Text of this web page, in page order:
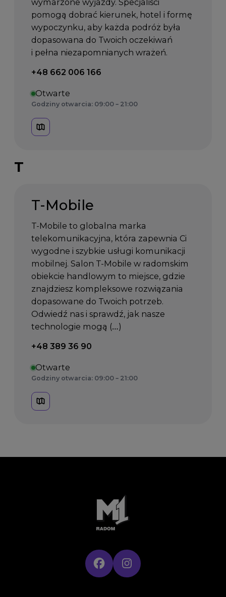
wymarzone wyjazdy. Specjaliści
pomogą dobrać kierunek, hotel i formę
wypoczynku, aby każda podróż była
dopasowana do Twoich oczekiwań
i pełna niezapomnianych wrażeń.
Telefon kontaktowy:
+48 662 006 166
Otwarte
Godziny otwarcia: 09:00 – 21:00
T
T-Mobile
T-Mobile to globalna marka
telekomunikacyjna, która zapewnia Ci
wygodne i szybkie usługi komunikacji
mobilnej. Salon T-Mobile w radomskim
obiekcie handlowym to miejsce, gdzie
znajdziesz kompleksowe rozwiązania
dopasowane do Twoich potrzeb.
Odwiedź nas i sprawdź, jak nasze
technologie mogą (…)
Telefon kontaktowy:
+48 389 36 90
Otwarte
Godziny otwarcia: 09:00 – 21:00